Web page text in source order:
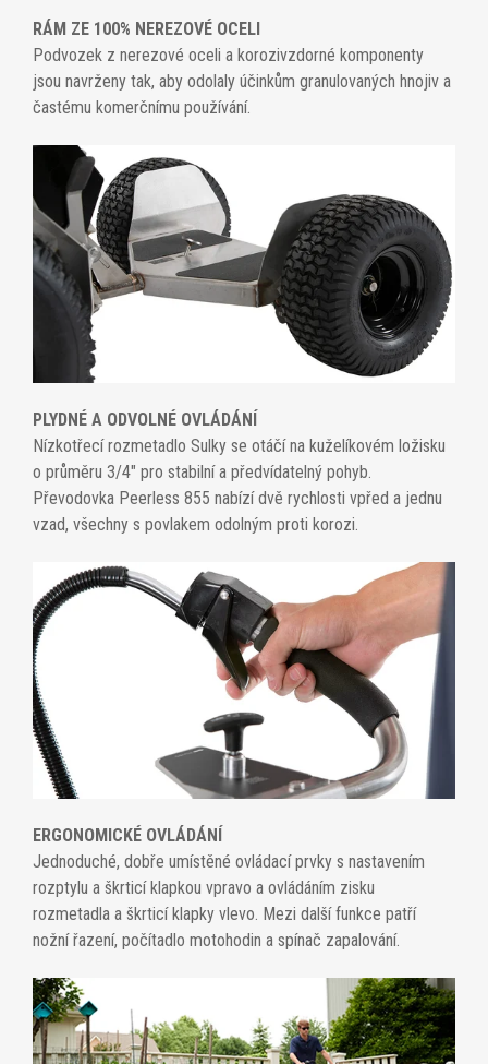
RÁM ZE 100% NEREZOVÉ OCELI
Podvozek z nerezové oceli a korozivzdorné komponenty
jsou navrženy tak, aby odolaly účinkům granulovaných hnojiv a
častému komerčnímu používání.
PLYDNÉ A ODVOLNÉ OVLÁDÁNÍ
Nízkotřecí rozmetadlo Sulky se otáčí na kuželíkovém ložisku
o průměru 3/4" pro stabilní a předvídatelný pohyb.
Převodovka Peerless 855 nabízí dvě rychlosti vpřed a jednu
vzad, všechny s povlakem odolným proti korozi.
ERGONOMICKÉ OVLÁDÁNÍ
Jednoduché, dobře umístěné ovládací prvky s nastavením
rozptylu a škrticí klapkou vpravo a ovládáním zisku
rozmetadla a škrticí klapky vlevo. Mezi další funkce patří
nožní řazení, počítadlo motohodin a spínač zapalování.